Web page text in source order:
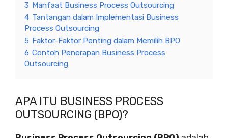
3 Manfaat Business Process Outsourcing
4 Tantangan dalam Implementasi Business
Process Outsourcing
5 Faktor-Faktor Penting dalam Memilih BPO
6 Contoh Penerapan Business Process
Outsourcing
APA ITU BUSINESS PROCESS
OUTSOURCING (BPO)?